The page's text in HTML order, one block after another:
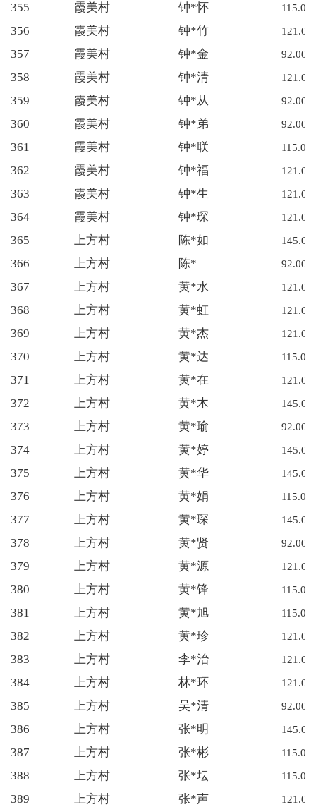
355 霞美村 钟*怀 115.00
356 霞美村 钟*竹 121.00
357 霞美村 钟*金 92.00
358 霞美村 钟*清 121.00
359 霞美村 钟*从 92.00
360 霞美村 钟*弟 92.00
361 霞美村 钟*联 115.00
362 霞美村 钟*福 121.00
363 霞美村 钟*生 121.00
364 霞美村 钟*琛 121.00
365 上方村 陈*如 145.00
366 上方村 陈* 92.00
367 上方村 黄*水 121.00
368 上方村 黄*虹 121.00
369 上方村 黄*杰 121.00
370 上方村 黄*达 115.00
371 上方村 黄*在 121.00
372 上方村 黄*木 145.00
373 上方村 黄*瑜 92.00
374 上方村 黄*婷 145.00
375 上方村 黄*华 145.00
376 上方村 黄*娟 115.00
377 上方村 黄*琛 145.00
378 上方村 黄*贤 92.00
379 上方村 黄*源 121.00
380 上方村 黄*锋 115.00
381 上方村 黄*旭 115.00
382 上方村 黄*珍 121.00
383 上方村 李*治 121.00
384 上方村 林*环 121.00
385 上方村 吴*清 92.00
386 上方村 张*明 145.00
387 上方村 张*彬 115.00
388 上方村 张*坛 115.00
389 上方村 张*声 121.00